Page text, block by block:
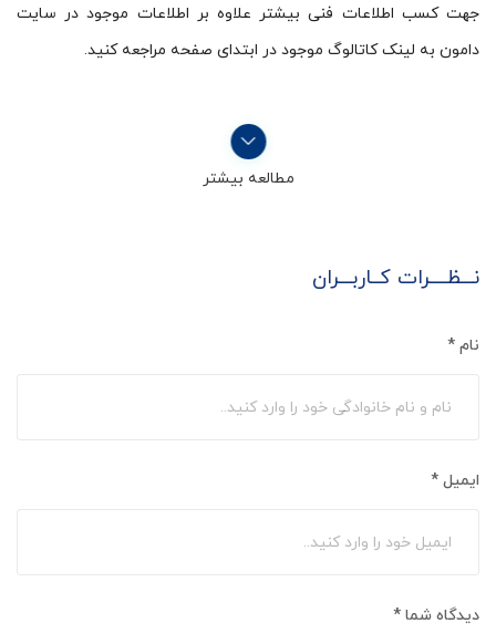
جهت کسب اطلاعات فنی بیشتر علاوه بر اطلاعات موجود در سایت
دامون به لینک کاتالوگ موجود در ابتدای صفحه مراجعه کنید.
مطالعه بیشتر
نـــظــــرات کــاربـــران
نام *
ایمیل *
دیدگاه شما *